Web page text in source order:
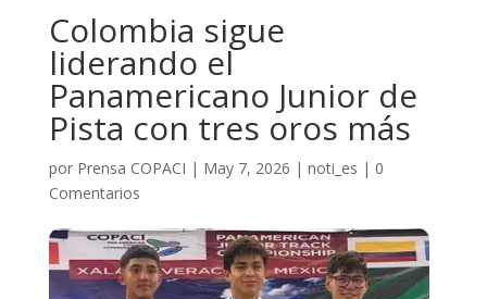
Colombia sigue
liderando el
Panamericano Junior de
Pista con tres oros más
por Prensa COPACI | May 7, 2026 | noti_es | 0
Comentarios